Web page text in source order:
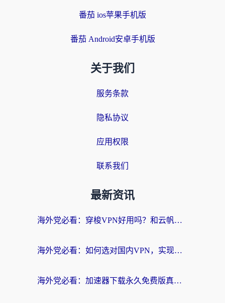
番茄 ios苹果手机版
番茄 Android安卓手机版
关于我们
服务条款
隐私协议
应用权限
联系我们
最新资讯
海外党必看：穿梭VPN好用吗？和云帆VPN对比哪个回国效果更好？附真实测评+避坑指南
海外党必看：如何选对国内VPN，实现无缝访问国内资源？
海外党必看：加速器下载永久免费版真的存在吗？教你无缝访问国内资源的正确姿势